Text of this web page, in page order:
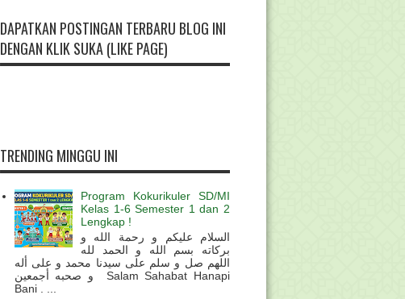
DAPATKAN POSTINGAN TERBARU BLOG INI
DENGAN KLIK SUKA (LIKE PAGE)
TRENDING MINGGU INI
Program Kokurikuler SD/MI
Kelas 1-6 Semester 1 dan 2
Lengkap !
السلام عليكم و رحمة الله و
بركاته بسم الله و الحمد لله
اللهم صل و سلم على سيدنا محمد و على أله
و صحبه أجمعين Salam Sahabat Hanapi
Bani . ...